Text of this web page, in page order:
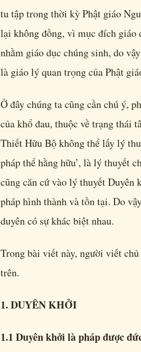
tu tập trong thời kỳ Phật giáo
lại không đồng, vì mục đích giáo
nhằm giáo dục chúng sinh, do
là giáo lý quan trọng của Phật
Ở đây chúng ta cũng cần chú ý,
của khổ đau, thuộc về trạng thái
Thiết Hữu Bộ không thể lấy lý
pháp thể hằng hữu’, là lý thuyết
cũng căn cứ vào lý thuyết Duyên
pháp hình thành và tồn tại. Do
duyên có sự khác biệt nhau.
Trong bài viết này, người viết
trên.
1. DUYÊN KHỞI
1.1 Duyên khởi là pháp được